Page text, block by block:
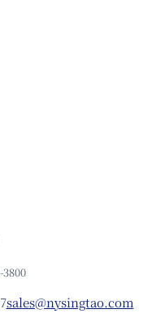
3800
sales@nysingtao.com